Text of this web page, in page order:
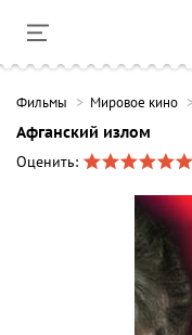
Фильмы Мировое кино
Афганский излом
Оценить: